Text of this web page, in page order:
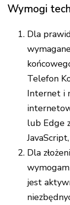
Wymogi
Dla
Telefon
Internet i
lub Edge
Dla
jest